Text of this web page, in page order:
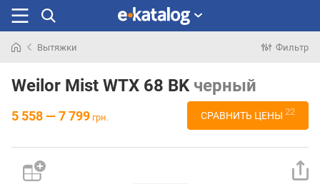
раньше
Вытяжки Фильтр
Weilor Mist WTX 68 BK черный
5 558 — 7 799 грн. СРАВНИТЬ ЦЕНЫ 22